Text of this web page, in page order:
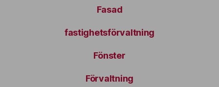
Fasad
fastighetsförvaltning
Fönster
Förvaltning